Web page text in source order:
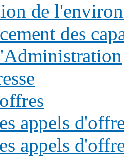
de
des
appels
appels